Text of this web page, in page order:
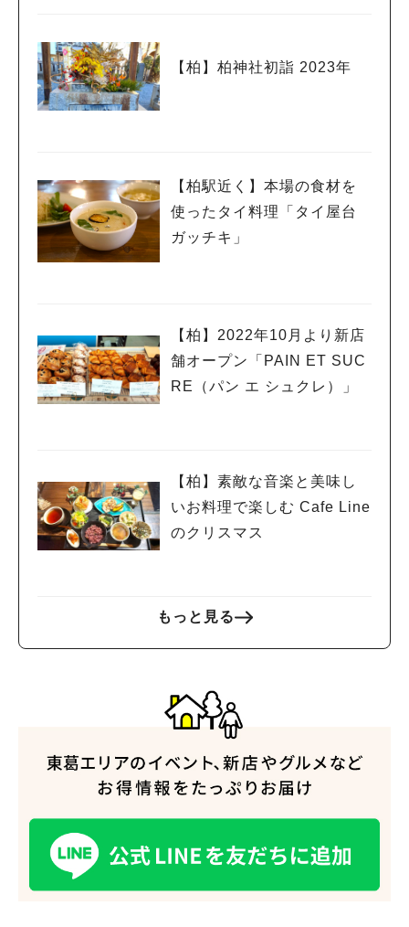
【柏】柏神社初詣 2023年
【柏駅近く】本場の食材を
使ったタイ料理「タイ屋台
ガッチキ」
【柏】2022年10月より新店
舗オープン「PAIN ET SUC
RE（パン エ シュクレ）」
【柏】素敵な音楽と美味し
いお料理で楽しむ Cafe Line
のクリスマス
もっと見る